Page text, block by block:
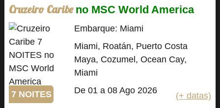
Cruzeiro Caribe no MSC World America
7 NOITES
Embarque: Miami
Miami, Roatán, Puerto Costa
Maya, Cozumel, Ocean Cay,
Miami
De 01 a 08 Ago 2026
(+ datas)